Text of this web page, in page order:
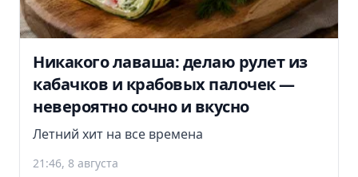
Никакого лаваша: делаю рулет из
кабачков и крабовых палочек —
невероятно сочно и вкусно
Летний хит на все времена
21:46, 8 августа